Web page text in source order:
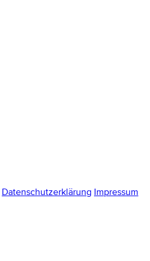
Datenschutzerklärung Impressum